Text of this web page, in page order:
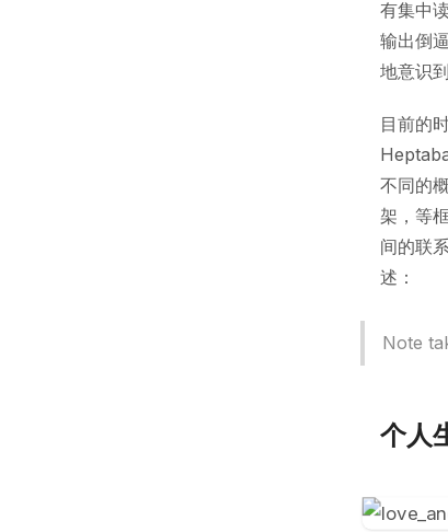
有集中
输出倒
地意识
目前的
不同的
架，等
间的联
述：
Note
个人